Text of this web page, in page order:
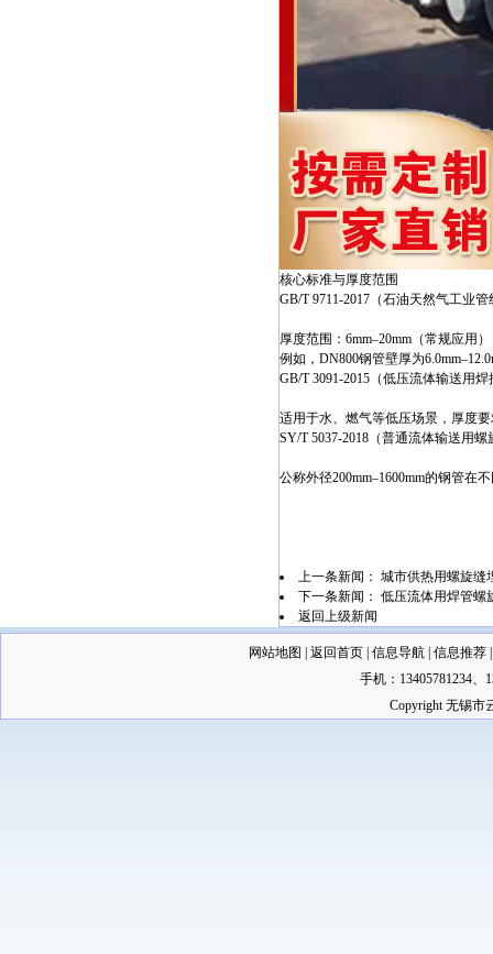
核心标准与厚度范围
‌GB/T 9711-2017（石油天然气工业
厚度范围：6mm–20mm（常规应用
例如，DN800钢管壁厚为
‌GB/T 3091-2015（低压流体输送用
适用于水、燃气等低压场景，厚度
‌SY/T 5037-2018（普通流体输送用
公称外径200mm–1600mm的钢管在
上一条新闻： 城市供热用螺旋缝
下一条新闻： 低压流体用焊管螺
返回上级新闻
网站地图 返回首页 信息导航 信息推荐
手机：13405781234
Copyright 无锡